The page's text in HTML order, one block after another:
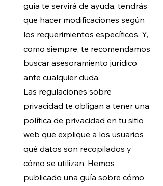
guía te servirá de ayuda, tendrás
que hacer modificaciones según
los requerimientos específicos. Y,
como siempre, te recomendamos
buscar asesoramiento jurídico
ante cualquier duda.
Las regulaciones sobre
privacidad te obligan a tener una
política de privacidad en tu sitio
web que explique a los usuarios
qué datos son recopilados y
cómo se utilizan. Hemos
publicado una guía sobre cómo